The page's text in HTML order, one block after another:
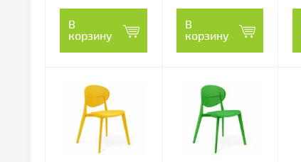
В
корзину
В
корзину